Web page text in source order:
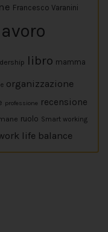
Francesco Varanini
libro mamma
organizzazione
professione recensione
ruolo Smart working
life balance